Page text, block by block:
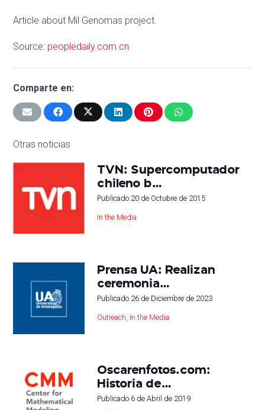
Article about Mil Genomas project.
Source: peopledaily.com.cn
Comparte en:
Otras noticias
TVN: Supercomputador
chileno b…
Publicado 20 de Octubre de 2015
In the Media
Prensa UA: Realizan
ceremonia…
Publicado 26 de Diciembre de 2023
Outreach, In the Media
Oscarenfotos.com:
Historia de…
Publicado 6 de Abril de 2019